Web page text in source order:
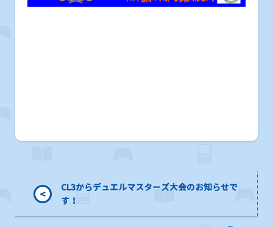
<
CL3からデュエルマスターズ大会のお知らせで
す！